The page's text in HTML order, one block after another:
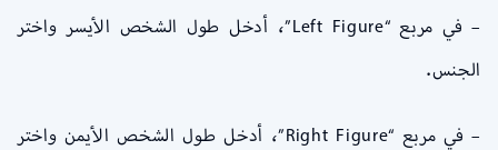
– في مربع “Left Figure”، أدخل طول الشخص الأيسر واختر
الجنس.
– في مربع “Right Figure”، أدخل طول الشخص الأيمن واختر